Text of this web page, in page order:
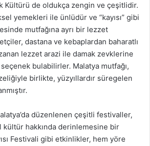
Kültürü de oldukça zengin ve çeşitlidir.
yemekleri ile ünlüdür ve “kayısı” gibi
mutfağına ayrı bir lezzet
dastana ve kebaplardan baharatlı
lezzet arazi ile damak zevklerine
bulabilirler. Malatya mutfağı,
birlikte, yüzyıllardır süregelen
düzenlenen çeşitli festivaller,
hakkında derinlemesine bir
Festivali gibi etkinlikler, hem yöre